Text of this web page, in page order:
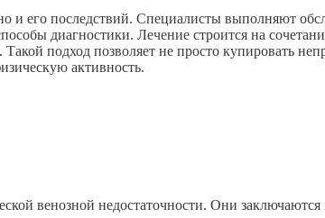
и его последствий. Специалисты выполняют
диагностики. Лечение строится на
подход позволяет не просто купировать
активность.
венозной недостаточности. Они